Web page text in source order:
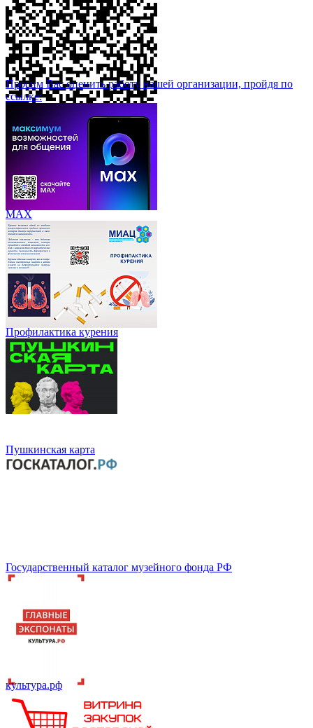
Просим Вас оценить работу нашей организации, пройдя по
ссылке:
МАХ
Профилактика курения
Пушкинская карта
Государственный каталог музейного фонда РФ
культура.рф